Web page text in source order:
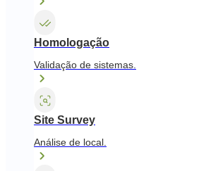
Homologação
Validação de sistemas.
Site Survey
Análise de local.